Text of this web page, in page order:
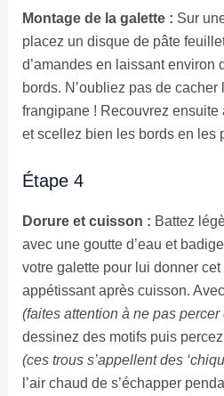
Montage de la galette : Sur
placez un disque de pâte
d’amandes en laissant environ
bords. N’oubliez pas de cacher
frangipane ! Recouvrez
et scellez bien les bords en les
Étape 4
Dorure et cuisson : Battez
avec une goutte d’eau et
votre galette pour lui donner
appétissant après cuisson.
(faites attention à ne pas
dessinez des motifs puis
(ces trous s’appellent des
l’air chaud de s’échapper